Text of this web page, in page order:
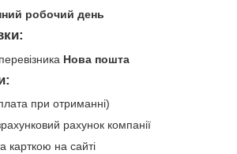
робочий день
Нова пошта
при отриманні)
рахунок компанії
карткою на сайті